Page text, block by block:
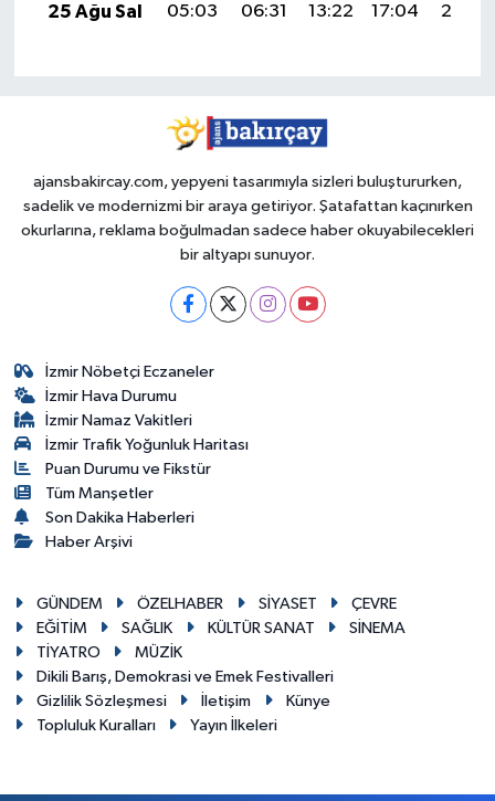
25 Ağu Sal
05:03 06:31 13:22 17:04 20:03
ajansbakircay.com, yepyeni tasarımıyla sizleri buluştururken,
sadelik ve modernizmi bir araya getiriyor. Şatafattan kaçınırken
okurlarına, reklama boğulmadan sadece haber okuyabilecekleri
bir altyapı sunuyor.
İzmir Nöbetçi Eczaneler
İzmir Hava Durumu
İzmir Namaz Vakitleri
İzmir Trafik Yoğunluk Haritası
Puan Durumu ve Fikstür
Tüm Manşetler
Son Dakika Haberleri
Haber Arşivi
GÜNDEM ÖZELHABER SİYASET
ÇEVRE
EĞİTİM
SAĞLIK KÜLTÜR SANAT
SİNEMA
TİYATRO
MÜZİK
Dikili Barış, Demokrasi ve Emek Festivalleri
Gizlilik Sözleşmesi
İletişim
Künye
Topluluk Kuralları
Yayın İlkeleri